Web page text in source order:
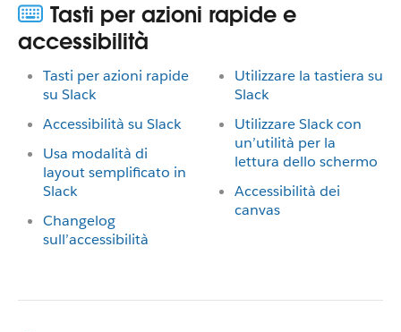
Tasti per azioni rapide e
accessibilità
Tasti per azioni rapide
su Slack
Accessibilità su Slack
Usa modalità di
layout semplificato in
Slack
Changelog
sull’accessibilità
Utilizzare la tastiera su
Slack
Utilizzare Slack con
un’utilità per la
lettura dello schermo
Accessibilità dei
canvas